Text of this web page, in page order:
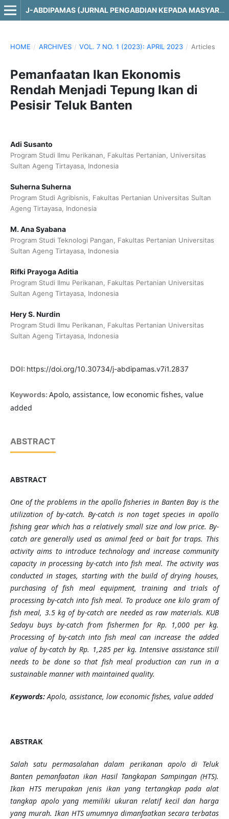
J-ABDIPAMAS (JURNAL PENGABDIAN KEPADA MASYARAKAT)
HOME / ARCHIVES / VOL. 7 NO. 1 (2023): APRIL 2023 / Articles
Pemanfaatan Ikan Ekonomis
Rendah Menjadi Tepung Ikan di
Pesisir Teluk Banten
Adi Susanto
Program Studi Ilmu Perikanan, Fakultas Pertanian, Universitas
Sultan Ageng Tirtayasa, Indonesia
Suherna Suherna
Program Studi Agribisnis, Fakultas Pertanian Universitas Sultan
Ageng Tirtayasa, Indonesia
M. Ana Syabana
Program Studi Teknologi Pangan, Fakultas Pertanian Universitas
Sultan Ageng Tirtayasa, Indonesia
Rifki Prayoga Aditia
Program Studi Ilmu Perikanan, Fakultas Pertanian Universitas
Sultan Ageng Tirtayasa, Indonesia
Hery S. Nurdin
Program Studi Ilmu Perikanan, Fakultas Pertanian Universitas
Sultan Ageng Tirtayasa, Indonesia
DOI: https://doi.org/10.30734/j-abdipamas.v7i1.2837
Keywords: Apolo, assistance, low economic fishes, value
added
ABSTRACT
ABSTRACT
One of the problems in the apollo fisheries in Banten Bay is the
utilization of by-catch. By-catch is non taget species in apollo
fishing gear which has a relatively small size and low price. By-
catch are generally used as animal feed or bait for traps. This
activity aims to introduce technology and increase community
capacity in processing by-catch into fish meal. The activity was
conducted in stages, starting with the build of drying houses,
purchasing of fish meal equipment, training and trials of
processing by-catch into fish meal. To produce one kilo gram of
fish meal, 3.5 kg of by-catch are needed as raw materials. KUB
Sedayu buys by-catch from fishermen for Rp. 1,000 per kg.
Processing of by-catch into fish meal can increase the added
value of by-catch by Rp. 1,285 per kg. Intensive assistance still
needs to be done so that fish meal production can run in a
sustainable manner with maintained quality.
Keywords:Apolo, assistance, low economic fishes, value added
ABSTRAK
Salah satu permasalahan dalam perikanan apolo di Teluk
Banten pemanfaatan ikan Hasil Tangkapan Sampingan (HTS).
Ikan HTS merupakan jenis ikan yang tertangkap pada alat
tangkap apolo yang memiliki ukuran relatif kecil dan harga
yang murah. Ikan HTS umumnya dimanfaatkan secara terbatas